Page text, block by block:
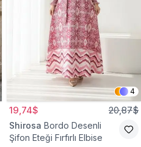
4
19,74$ 20,87$
Shirosa Bordo Desenli
Şifon Eteği Fırfırlı Elbise